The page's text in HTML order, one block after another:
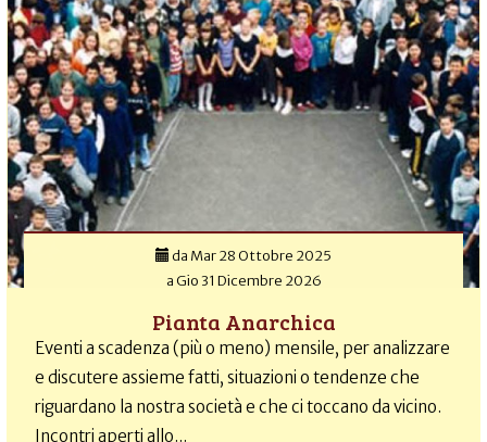
da Mar 28 Ottobre 2025
aGio 31 Dicembre 2026
Pianta Anarchica
Eventi a scadenza (più o meno) mensile, per analizzare
e discutere assieme fatti, situazioni o tendenze che
riguardano la nostra società e che ci toccano da vicino.
Incontri aperti allo...